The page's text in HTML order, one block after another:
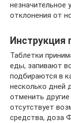
незначительное
отклонения от
Инструкция
Таблетки
еды, запивают
подбираются в
несколько дней
отменить
отсутствует
средства, доза